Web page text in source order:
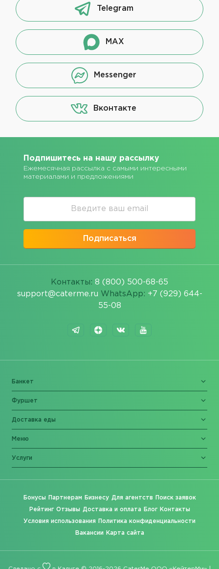
Telegram
MAX
Messenger
Вконтакте
Подпишитесь на нашу рассылку
Ежемесячная рассылка с самыми интересными
материалами и предложениями
Подписаться
Контакты: 8 (800) 500-68-65
support@caterme.ru WhatsApp: +7 (929) 644-
55-08
Банкет
Фуршет
Доставка еды
Меню
Услуги
Бонусы Партнерам Бизнесу Для агентств Поиск заявок
Рейтинг Отзывы Доставка и оплата Блог Контакты
Условия использования Политика конфиденциальности
Вакансии Карта сайта